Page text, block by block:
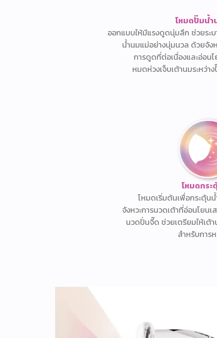
โหมดปั๊มน้ำ
ออกแบบให้มีแรงดูดนุ่มลึก ช่วยระ
น้ำนมแม่อย่างนุ่มนวล ด้วยจัง
การดูดที่ต่อเนื่องและอ่อน
หมดห่วงเจ็บเต้านมระหว่า
โหมดกร
โหมดเริ่มต้นเพื่อกระตุ้น
จังหวะการนวดเต้าที่อ่อนโยนเ
นวดปั่นจี๊ด ช่วยเตรียมให้เต้
สำหรับการ